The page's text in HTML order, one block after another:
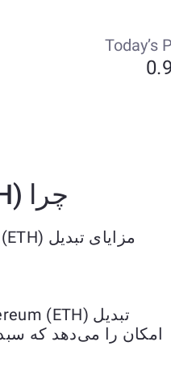
Today’s
چرا Ethereum (ETH) را به USD Coin (USDC) ARBITRUM تبدیل کنیم؟
مزایای تبدیل Ethereum (ETH) به USD Coin (USDC) ARBITRUM را کشف کنید
امکان را می‌دهد که